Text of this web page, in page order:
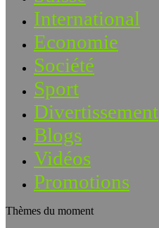
International
Economie
Société
Sport
Divertissement
Blogs
Vidéos
Promotions
Thèmes du moment